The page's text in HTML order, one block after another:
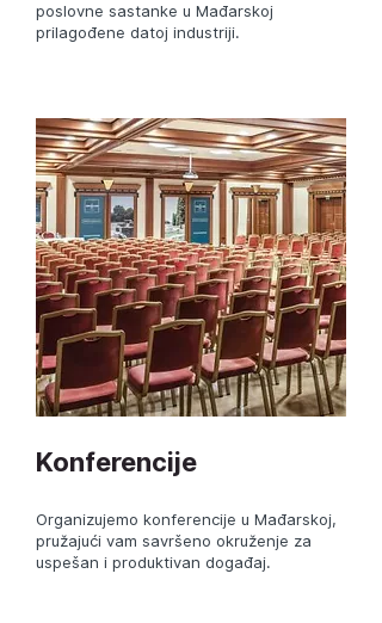
poslovne sastanke u Mađarskoj
prilagođene datoj industriji.
Konferencije
Organizujemo konferencije u Mađarskoj,
pružajući vam savršeno okruženje za
uspešan i produktivan događaj.